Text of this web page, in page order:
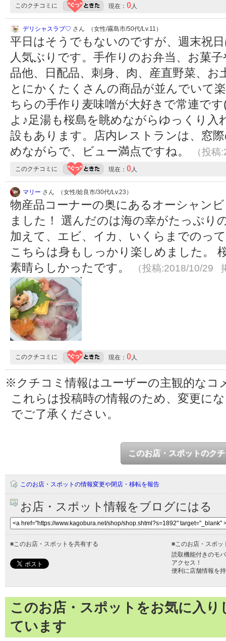
このクチコミに 現在： 0人
デリシャスラブ♡ さん （女性/霧島市/50代/Lv.11）
平日はそうでもないのですが、週末祝
人気ぶりです。手作りのお弁当、お菓
品他、日配品、刺身、肉、産直野菜、
とにかくたくさんの商品が並んでいて
ちらの手作り麦味噌が大好きで常連で
よ♪足湯も桜島を眺めながらゆっくり入
設もあります。店内レストランは、窓
めながらで、ビュー満点ですね。
（投
このクチコミに 現在： 0人
マリー さん （女性/姶良市/30代/Lv.23）
物産品コーナーの奥にあるオーシャン
ました！ 選んだのは海の幸がたっぷり
加えて、エビ、イカ、いくらまでのっ
こちらは身もしっかり楽しめました。
素晴らしかったです。
（投稿:2018/10/29
このクチコミに 現在： 0人
※クチコミ情報はユーザーの主観的なコ
これらは投稿時の情報のため、変更に
でご了承ください。
このお店・スポットのク
このお店・スポットの情報変更や閉店・移転を報告
お店・スポット情報をブログにはる
■このお店・スポットを共有する ■このお店・スポッ
読取機能付きのモ
アクセス！
便利に店舗情報を
このお店・スポットをお気に入
ています